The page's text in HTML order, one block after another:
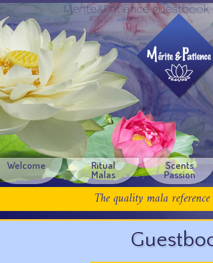
Merite&Patience
Welcome Ritual
Malas
Scents
Passion
The quality mala